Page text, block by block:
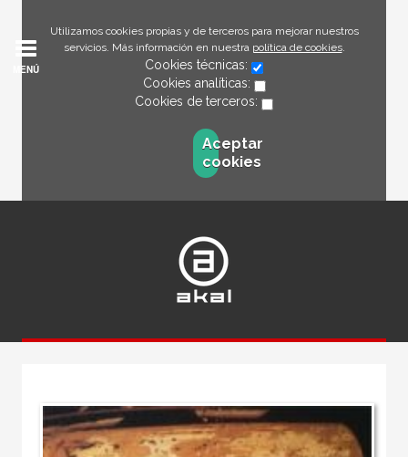
Utilizamos cookies propias y de terceros para mejorar nuestros
servicios. Más información en nuestra política de cookies.
Cookies técnicas:
Cookies analíticas:
Cookies de terceros:
Aceptar
cookies
MENÚ